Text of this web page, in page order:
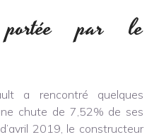
portée par le
a rencontré quelques
chute de 7,52% de ses
2019, le constructeur